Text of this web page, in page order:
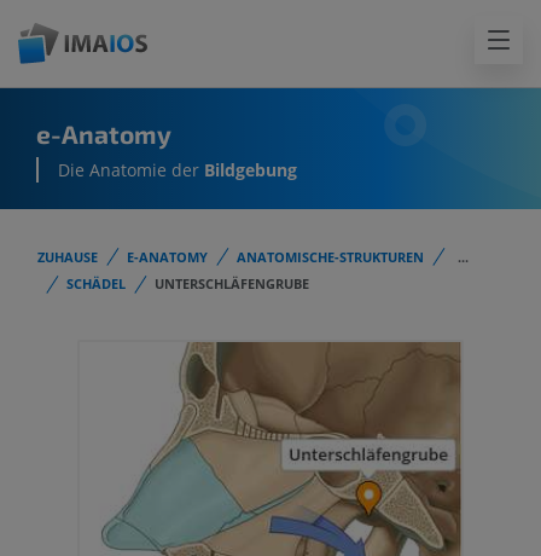
e-Anatomy
Die Anatomie der Bildgebung
ZUHAUSE E-ANATOMY ANATOMISCHE-STRUKTUREN
...
SCHÄDEL
UNTERSCHLÄFENGRUBE